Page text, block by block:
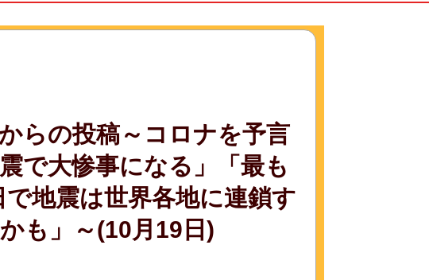
らの投稿～コロナを予言
で大惨事になる」「最も
地震は世界各地に連鎖す
も」～(10月19日)